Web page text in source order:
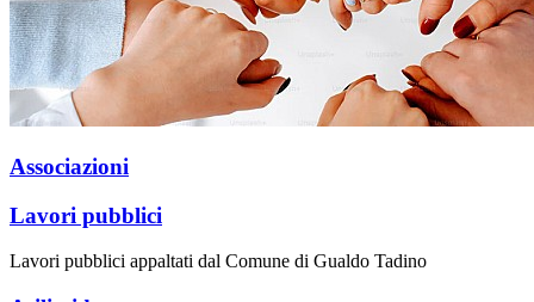
Associazioni
Lavori pubblici
Lavori pubblici appaltati dal Comune di Gualdo Tadino